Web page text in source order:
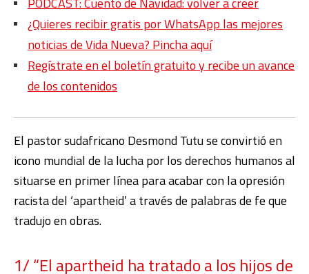
¿Quieres recibir gratis por WhatsApp las mejores
noticias de Vida Nueva? Pincha aquí
Regístrate en el boletín gratuito y recibe un avance
de los contenidos
El pastor sudafricano Desmond Tutu se convirtió en
icono mundial de la lucha por los derechos humanos al
situarse en primer línea para acabar con la opresión
racista del ‘apartheid’ a través de palabras de fe que
tradujo en obras.
1/ “El apartheid ha tratado a los hijos de